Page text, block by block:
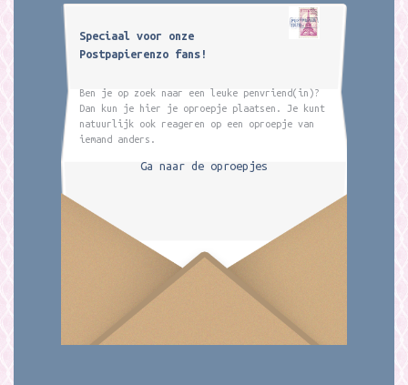
Speciaal voor onze
Postpapierenzo fans!
Ben je op zoek naar een leuke penvriend(in)?
Dan kun je hier je oproepje plaatsen. Je kunt
natuurlijk ook reageren op een oproepje van
iemand anders.
Ga naar de oproepjes